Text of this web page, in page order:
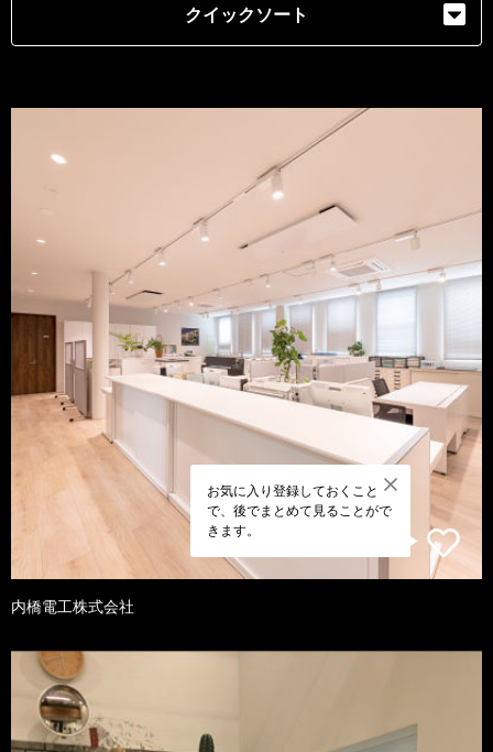
クイックソート
お気に入り登録しておくこと
で、後でまとめて見ることがで
きます。
内橋電工株式会社